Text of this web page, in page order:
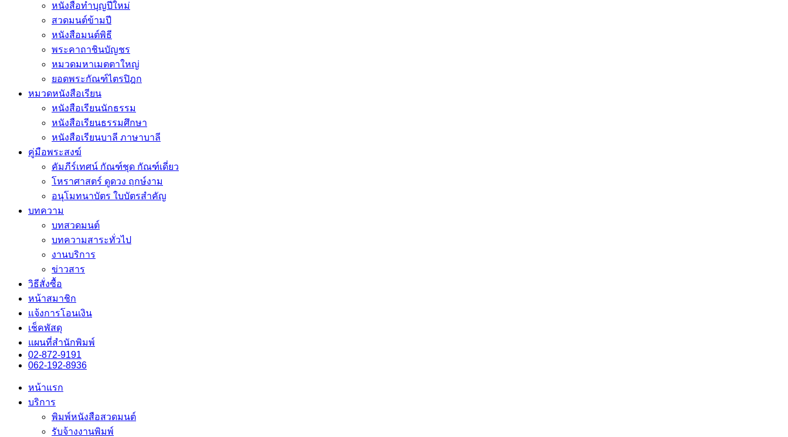
หนังสือทำบุญปีใหม่
สวดมนต์ข้ามปี
หนังสือมนต์พิธี
พระคาถาชินบัญชร
หมวดมหาเมตตาใหญ่
ยอดพระกัณฑ์ไตรปิฎก
หมวดหนังสือเรียน
หนังสือเรียนนักธรรม
หนังสือเรียนธรรมศึกษา
หนังสือเรียนบาลี ภาษาบาลี
คู่มือพระสงฆ์
คัมภีร์เทศน์ กัณฑ์ชุด กัณฑ์เดี่ยว
โหราศาสตร์ ดูดวง ฤกษ์งาม
อนุโมทนาบัตร ใบบัตรสำคัญ
บทความ
บทสวดมนต์
บทความสาระทั่วไป
งานบริการ
ข่าวสาร
วิธีสั่งซื้อ
หน้าสมาชิก
แจ้งการโอนเงิน
เช็คพัสดุ
แผนที่สำนักพิมพ์
02-872-9191
062-192-8936
หน้าแรก
บริการ
พิมพ์หนังสือสวดมนต์
รับจ้างงานพิมพ์